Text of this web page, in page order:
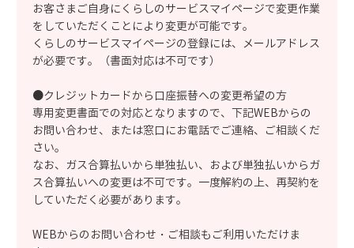
お客さまご自身にくらしのサービスマイページで変更作業
をしていただくことにより変更が可能です。
くらしのサービスマイページの登録には、メールアドレス
が必要です。（書面対応は不可です）
●クレジットカードから口座振替への変更希望の方
専用変更書面での対応となりますので、下記WEBからの
お問い合わせ、または窓口にお電話でご連絡、ご相談くだ
さい。
なお、ガス合算払いから単独払い、および単独払いからガ
ス合算払いへの変更は不可です。一度解約の上、再契約を
していただく必要があります。
WEBからのお問い合わせ・ご相談もご利用いただけま